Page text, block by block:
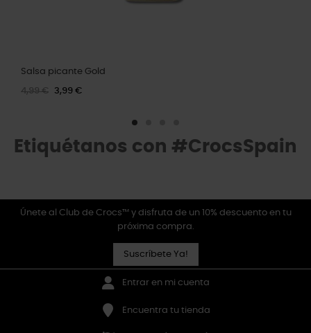
Salsa picante Gold
4,99 € 3,99 €
Etiquétanos con #CrocsSpain
Únete al Club de Crocs™ y disfruta de un 10% descuento en tu
próxima compra.
Suscríbete Ya!
Entrar en mi cuenta
Encuentra tu tienda